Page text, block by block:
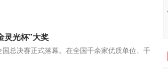
灵光杯”大奖
总决赛正式落幕。在全国千余家优质单位、千